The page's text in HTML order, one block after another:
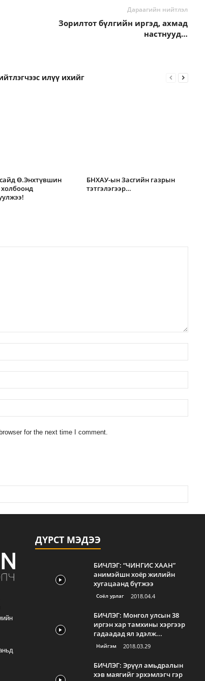
Дараагийн нийтлэл
Зорилтот бүлгийн иргэд, ахмад
настнууд…
илүү ихийг
Ө.Энхтүвшин
БНХАУ-ын Засгийн газрын
тэтгэлэгээр…
for the next time I comment.
ДҮРСТ МЭДЭЭ
БИЧЛЭГ: “ЧИНГИС ХААН”
анимэйшн хоёр жилийн
хугацаанд бүтжээ
Соёл урлаг 2018.04.4
БИЧЛЭГ: Монгол улсын 38
иргэн хар тамхины хэргээр
гадаадад ял эдэлж...
Нийгэм 2018.03.29
БИЧЛЭГ: Эрүүл амьдралын
хэв маягийг эрхэмлэгч гэр